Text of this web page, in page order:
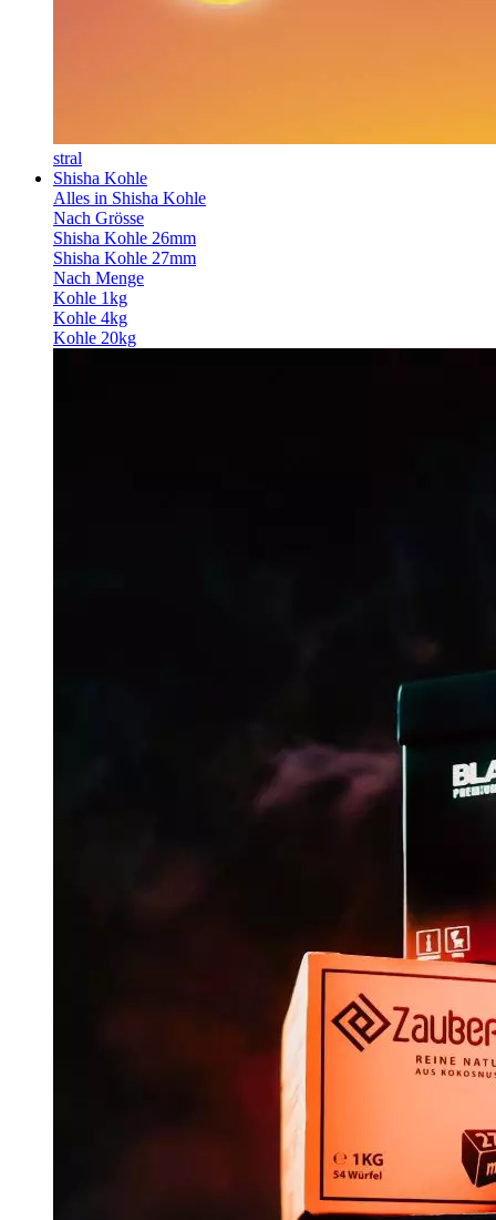
stral
Shisha Kohle
Alles in Shisha Kohle
Nach Grösse
Shisha Kohle 26mm
Shisha Kohle 27mm
Nach Menge
Kohle 1kg
Kohle 4kg
Kohle 20kg